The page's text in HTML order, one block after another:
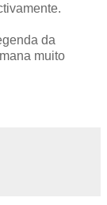
da
muito